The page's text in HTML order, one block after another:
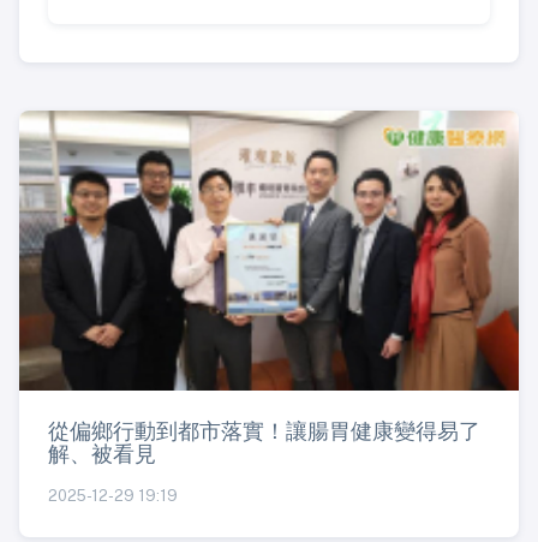
從偏鄉行動到都市落實！讓腸胃健康變得易了
解、被看見
2025-12-29 19:19